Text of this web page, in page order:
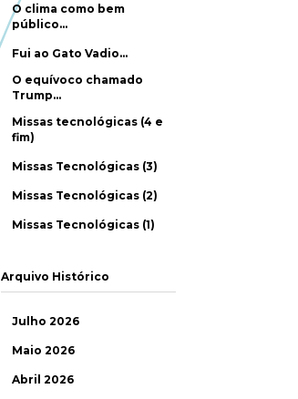
O clima como bem
público…
Fui ao Gato Vadio…
O equívoco chamado
Trump…
Missas tecnológicas (4 e
fim)
Missas Tecnológicas (3)
Missas Tecnológicas (2)
Missas Tecnológicas (1)
Arquivo Histórico
Julho 2026
Maio 2026
Abril 2026